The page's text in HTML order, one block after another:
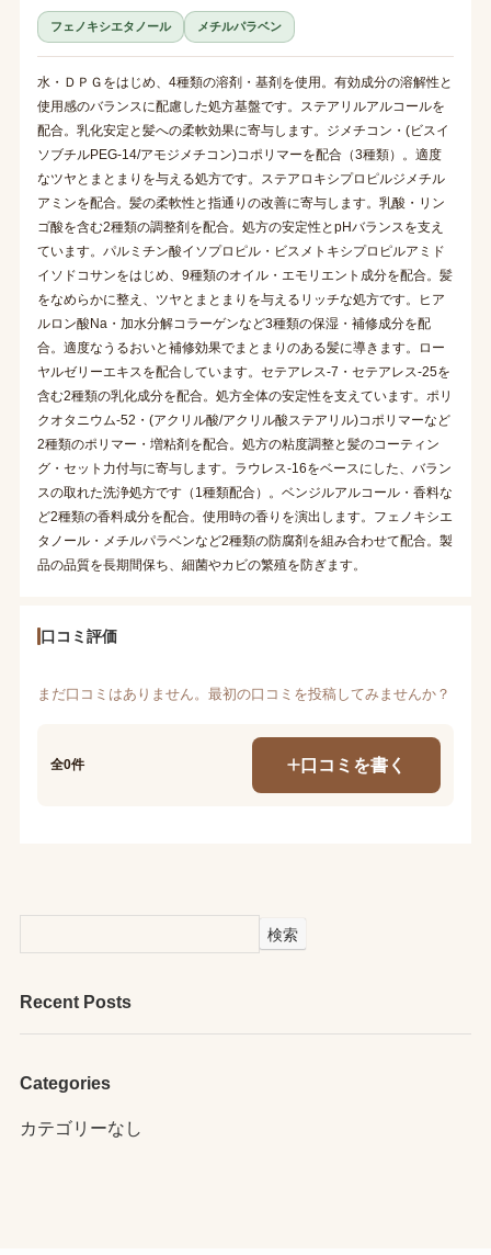
フェノキシエタノール メチルパラベン
水・ＤＰＧをはじめ、4種類の溶剤・基剤を使用。有効成分の溶解性と
使用感のバランスに配慮した処方基盤です。ステアリルアルコールを
配合。乳化安定と髪への柔軟効果に寄与します。ジメチコン・(ビスイ
ソブチルPEG-14/アモジメチコン)コポリマーを配合（3種類）。適度
なツヤとまとまりを与える処方です。ステアロキシプロピルジメチル
アミンを配合。髪の柔軟性と指通りの改善に寄与します。乳酸・リン
ゴ酸を含む2種類の調整剤を配合。処方の安定性とpHバランスを支え
ています。パルミチン酸イソプロピル・ビスメトキシプロピルアミド
イソドコサンをはじめ、9種類のオイル・エモリエント成分を配合。髪
をなめらかに整え、ツヤとまとまりを与えるリッチな処方です。ヒア
ルロン酸Na・加水分解コラーゲンなど3種類の保湿・補修成分を配
合。適度なうるおいと補修効果でまとまりのある髪に導きます。ロー
ヤルゼリーエキスを配合しています。セテアレス-7・セテアレス-25を
含む2種類の乳化成分を配合。処方全体の安定性を支えています。ポリ
クオタニウム-52・(アクリル酸/アクリル酸ステアリル)コポリマーなど
2種類のポリマー・増粘剤を配合。処方の粘度調整と髪のコーティン
グ・セット力付与に寄与します。ラウレス-16をベースにした、バラン
スの取れた洗浄処方です（1種類配合）。ベンジルアルコール・香料な
ど2種類の香料成分を配合。使用時の香りを演出します。フェノキシエ
タノール・メチルパラベンなど2種類の防腐剤を組み合わせて配合。製
品の品質を長期間保ち、細菌やカビの繁殖を防ぎます。
口コミ評価
まだ口コミはありません。最初の口コミを投稿してみませんか？
全0件 口コミを書く
検索
Recent Posts
Categories
カテゴリーなし